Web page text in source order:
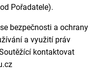
Pořadatele).
bezpečnosti a ochrany
a využití práv
kontaktovat